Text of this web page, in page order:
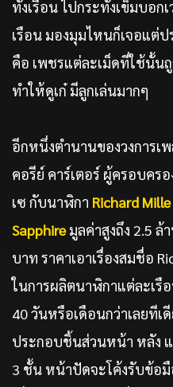
ทั้งเรือน ไปกระทั่งเข็มบอก
เรือน มองมุมไหนก็เจอแต่
คือ เพชรแต่ละเม็ดที่ใช้นั้น
ทำให้ดูเก๋ มีลูกเล่นมากๆ
อีกหนึ่งตำนานของวงการเ
คอรีย์ คาร์เตอร์ ผู้ครอบครอ
เซ กับนาฬิกา Richard
Sapphireมูลค่าสูงถึง 2.5 ล้
บาท ราคาเอาเรื่องสมชื่อ
ในการผลิตนาฬิกาแต่ละเรื
40 วันหรือเดือนกว่าเลยทีเ
ประกอบชิ้นส่วนหน้า หลัง
3 ชั้น หน้าปัดจะโค้งรับข้อ